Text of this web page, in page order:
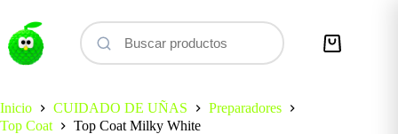
contenido
Carro
Inicio
CUIDADO DE UÑAS
Preparadores
Top Coat
Top Coat Milky White